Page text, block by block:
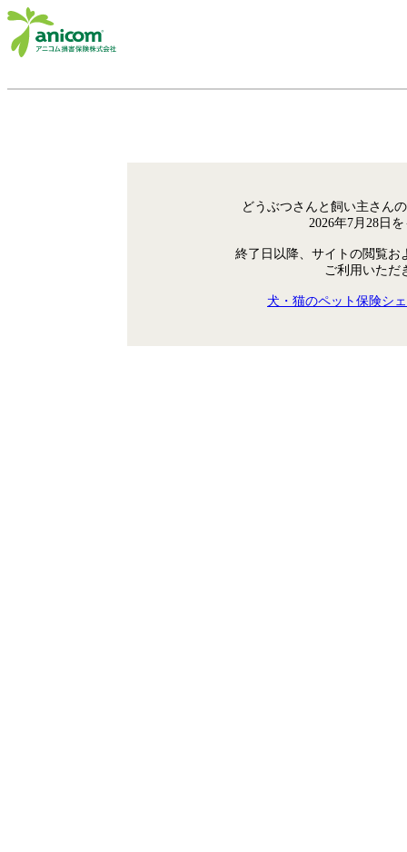
どうぶつさんと飼い主さん
2026年7月28日
終了日以降、サイトの閲覧お
ご利用いただ
犬・猫のペット保険シ